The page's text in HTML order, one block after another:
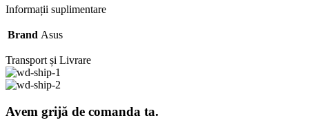
Informații suplimentare
Brand Asus
Transport și Livrare
Avem grijă de comanda ta.